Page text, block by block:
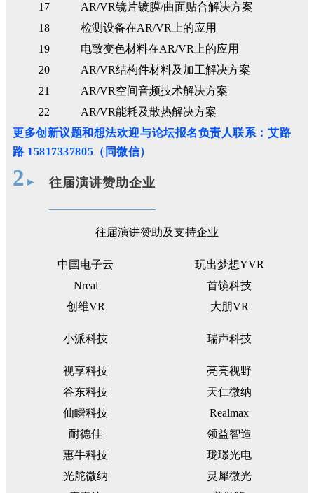
17
AR/VR镜片镀膜/曲面贴合解决方案
18
检测设备在AR/VR上的应用
19
电致变色材料在AR/VR上的应用
20
AR/VR结构件材料及加工解决方案
21
AR/VR空间音频技术解决方案
22
AR/VR能耗及散热解决方案
更多创新议题和想法欢迎与论坛报名负责人联系：艾路
路 15817337805（同微信）
2 ► 往届演讲赞助企业
往届演讲赞助及支持企业
中国电子云
玩出梦想YVR
Nreal
首镜科技
创维VR
大朋VR
小派科技 瑞声科技
视享科技
亮亮视野
谷东科技
天仁微纳
仙瞬科技
Realmax
耐德佳
领益智造
惠牛科技
珑璟光电
光舵微纳
灵犀微光